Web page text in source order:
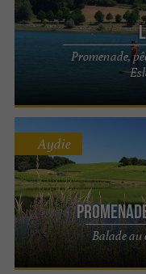
Promenade,
Balade au
Aydie